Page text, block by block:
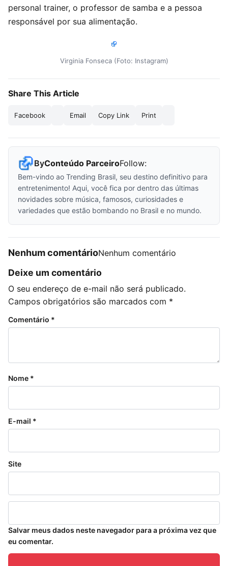
personal trainer, o professor de samba e a pessoa
responsável por sua alimentação.
Virginia Fonseca (Foto: Instagram)
Share This Article
Facebook Email Copy Link Print
ByConteúdo ParceiroFollow:
Bem-vindo ao Trending Brasil, seu destino definitivo para
entretenimento! Aqui, você fica por dentro das últimas
novidades sobre música, famosos, curiosidades e
variedades que estão bombando no Brasil e no mundo.
Nenhum comentárioNenhum comentário
Deixe um comentário
O seu endereço de e-mail não será publicado.
Campos obrigatórios são marcados com *
Comentário *
Nome *
E-mail *
Site
Salvar meus dados neste navegador para a próxima vez que
eu comentar.